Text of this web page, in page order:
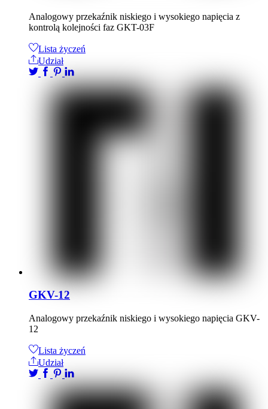
Analogowy przekaźnik niskiego i wysokiego napięcia z
kontrolą kolejności faz GKT-03F
Lista życzeń
Udział
GKV-12
Analogowy przekaźnik niskiego i wysokiego napięcia GKV-
12
Lista życzeń
Udział